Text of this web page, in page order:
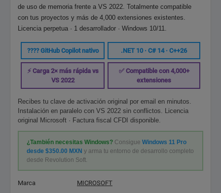
de uso de memoria frente a VS 2022. Totalmente compatible
con tus proyectos y más de 4,000 extensiones existentes.
Licencia perpetua · 1 desarrollador · Windows 10/11.
???? GitHub Copilot nativo .NET 10 · C# 14 · C++26
⚡ Carga 2× más rápida vs
VS 2022
✅ Compatible con 4,000+
extensiones
Recibes tu clave de activación original por email en minutos.
Instalación en paralelo con VS 2022 sin conflictos. Licencia
original Microsoft · Factura fiscal CFDI disponible.
¿También necesitas Windows?Consigue Windows 11 Pro
desde $350.00 MXN y arma tu entorno de desarrollo completo
desde Revolution Soft.
Marca MICROSOFT